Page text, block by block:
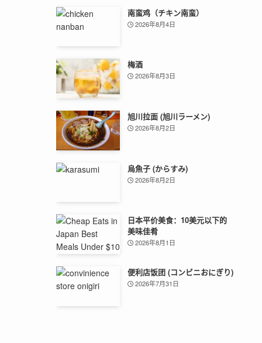
南蛮鸡（チキン南蛮）
2026年8月4日
梅酒
2026年8月3日
旭川拉面 (旭川ラーメン)
2026年8月2日
烏魚子 (からすみ)
2026年8月2日
日本平价美食：10美元以下的
美味佳肴
2026年8月1日
便利店饭团 (コンビニおにぎり)
2026年7月31日